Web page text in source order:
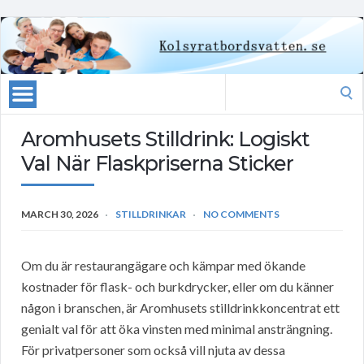
Aromhusets Stilldrink: Logiskt
Val När Flaskpriserna Sticker
MARCH 30, 2026 STILLDRINKAR NO COMMENTS
Om du är restaurangägare och kämpar med ökande
kostnader för flask- och burkdrycker, eller om du känner
någon i branschen, är Aromhusets stilldrinkkoncentrat ett
genialt val för att öka vinsten med minimal ansträngning.
För privatpersoner som också vill njuta av dessa